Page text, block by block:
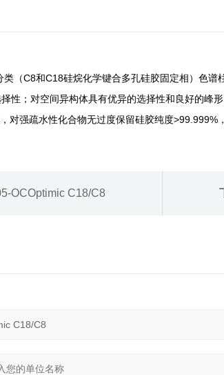
（C8和C18硅烷化学键合多孔硅胶固定相）色
性；对空间异构体具有优异的选择性和良好的峰
对强疏水性化合物无过度保留硅胶纯度
OCOptimic C18/C8